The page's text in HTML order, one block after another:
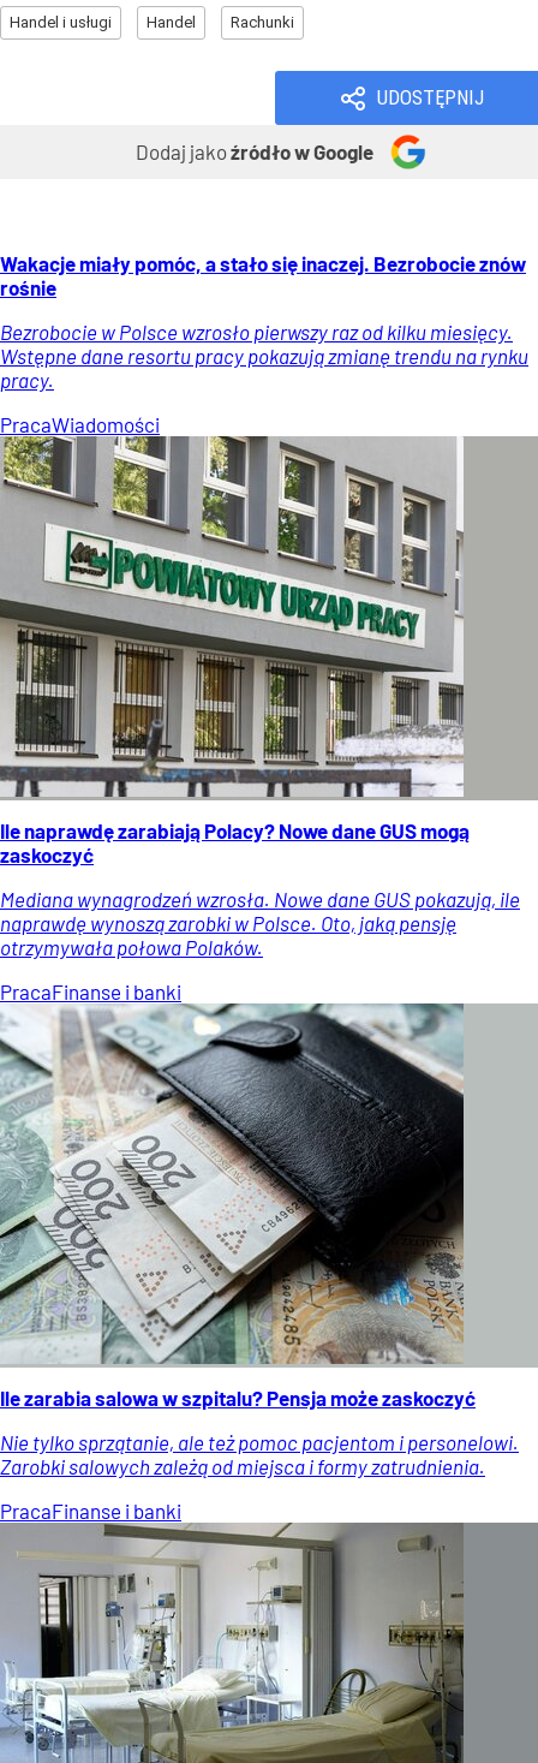
Handel i usługi Handel Rachunki
UDOSTĘPNIJ
Dodaj jakoźródło w Google
Wakacje miały pomóc, a stało się inaczej. Bezrobocie znów
rośnie
Bezrobocie w Polsce wzrosło pierwszy raz od kilku miesięcy.
Wstępne dane resortu pracy pokazują zmianę trendu na rynku
pracy.
PracaWiadomości
Ile naprawdę zarabiają Polacy? Nowe dane GUS mogą
zaskoczyć
Mediana wynagrodzeń wzrosła. Nowe dane GUS pokazują, ile
naprawdę wynoszą zarobki w Polsce. Oto, jaką pensję
otrzymywała połowa Polaków.
PracaFinanse i banki
Ile zarabia salowa w szpitalu? Pensja może zaskoczyć
Nie tylko sprzątanie, ale też pomoc pacjentom i personelowi.
Zarobki salowych zależą od miejsca i formy zatrudnienia.
PracaFinanse i banki